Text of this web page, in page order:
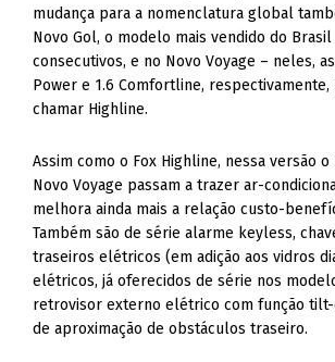
mudança para a nomenclatura global
Novo Gol, o modelo mais vendido do Brasil
consecutivos, e no Novo Voyage – neles,
Power e 1.6 Comfortline, respectivamente,
chamar Highline.
Assim como o Fox Highline, nessa versão o
Novo Voyage passam a trazer ar-
melhora ainda mais a relação custo-
Também são de série alarme keyless,
traseiros elétricos (em adição aos vidros
elétricos, já oferecidos de série nos
retrovisor externo elétrico com função
de aproximação de obstáculos traseiro.